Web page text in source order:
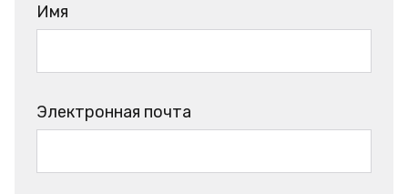
Имя
Электронная почта